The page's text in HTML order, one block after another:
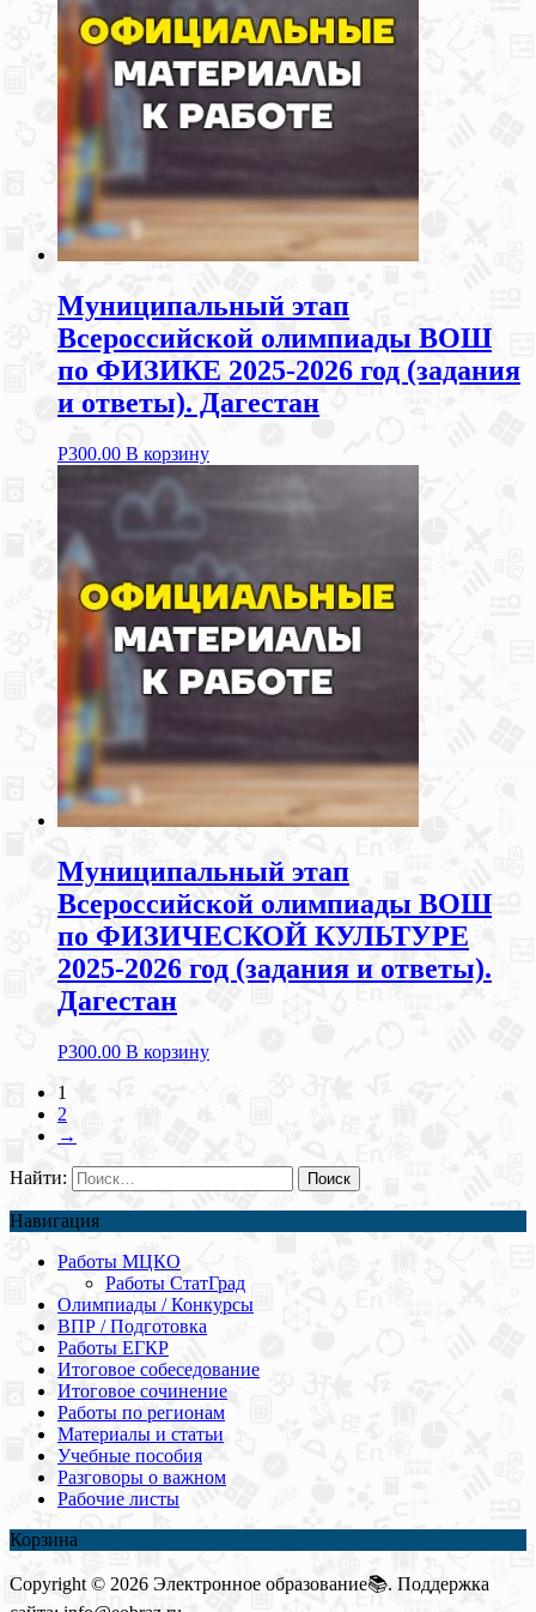
Муниципальный этап
Всероссийской олимпиады ВОШ
по ФИЗИКЕ 2025-2026 год (задания
и ответы). Дагестан
Р300.00 В корзину
Муниципальный этап
Всероссийской олимпиады ВОШ
по ФИЗИЧЕСКОЙ КУЛЬТУРЕ
2025-2026 год (задания и ответы).
Дагестан
Р300.00 В корзину
1
2
→
Найти:
Навигация
Работы МЦКО
Работы СтатГрад
Олимпиады / Конкурсы
ВПР / Подготовка
Работы ЕГКР
Итоговое собеседование
Итоговое сочинение
Работы по регионам
Материалы и статьи
Учебные пособия
Разговоры о важном
Рабочие листы
Корзина
Copyright © 2026 Электронное образование📚. Поддержка